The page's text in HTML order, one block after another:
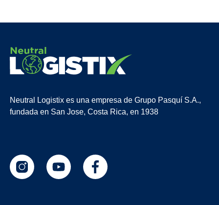
Neutral Logistix es una empresa de Grupo Pasquí S.A.,
fundada en San Jose, Costa Rica, en 1938